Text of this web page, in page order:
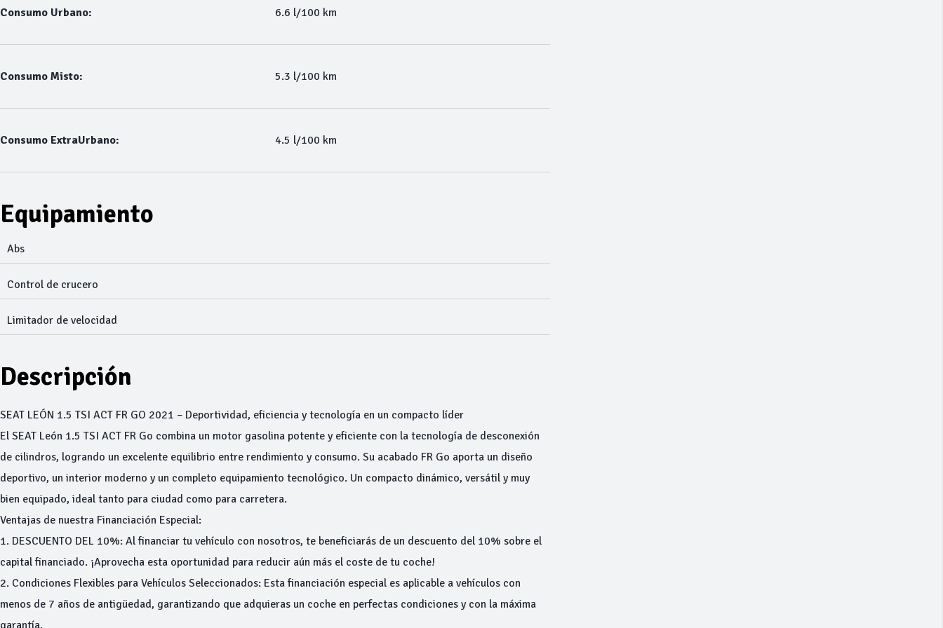
Consumo Urbano: 6.6 l/100 km
Consumo Misto: 5.3 l/100 km
Consumo ExtraUrbano: 4.5 l/100 km
Equipamiento
Abs
Control de crucero
Limitador de velocidad
Descripción
SEAT LEÓN 1.5 TSI ACT FR GO 2021 – Deportividad, eficiencia y tecnología en un compacto líder
El SEAT León 1.5 TSI ACT FR Go combina un motor gasolina potente y eficiente con la tecnología de desconexión
de cilindros, logrando un excelente equilibrio entre rendimiento y consumo. Su acabado FR Go aporta un diseño
deportivo, un interior moderno y un completo equipamiento tecnológico. Un compacto dinámico, versátil y muy
bien equipado, ideal tanto para ciudad como para carretera.
Ventajas de nuestra Financiación Especial:
1. DESCUENTO DEL 10%: Al financiar tu vehículo con nosotros, te beneficiarás de un descuento del 10% sobre el
capital financiado. ¡Aprovecha esta oportunidad para reducir aún más el coste de tu coche!
2. Condiciones Flexibles para Vehículos Seleccionados: Esta financiación especial es aplicable a vehículos con
menos de 7 años de antigüedad, garantizando que adquieras un coche en perfectas condiciones y con la máxima
garantía.